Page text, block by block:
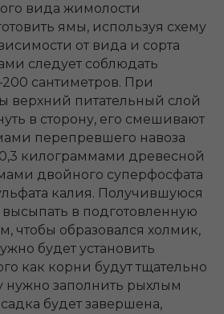
вида жимолости
ямы, используя схему
от вида и сорта
следует соблюдать
сантиметров. При
верхний питательный слой
в сторону, его смешивают
перепревшего навоза
килограммами древесной
двойного суперфосфата
калия. Получившуюся
в подготовленную
чтобы образовался холмик,
будет установить
как корни будут тщательно
нужно заполнить рыхлым
будет завершена,